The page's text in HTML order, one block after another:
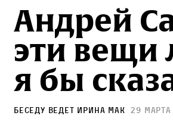
Андрей
эти вещи
я бы
Беседу ведет Ирина Мак 29 марта